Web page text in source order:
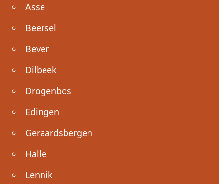
Asse
Beersel
Bever
Dilbeek
Drogenbos
Edingen
Geraardsbergen
Halle
Lennik